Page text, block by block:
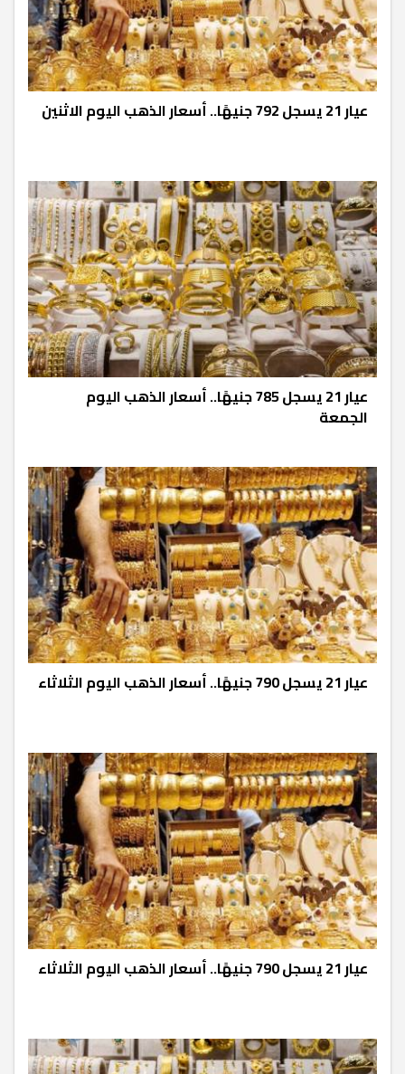
عيار 21 يسجل 792 جنيهًا.. أسعار الذهب اليوم الاثنين
عيار 21 يسجل 785 جنيهًا.. أسعار الذهب اليوم
الجمعة
عيار 21 يسجل 790 جنيهًا.. أسعار الذهب اليوم الثلاثاء
عيار 21 يسجل 790 جنيهًا.. أسعار الذهب اليوم الثلاثاء